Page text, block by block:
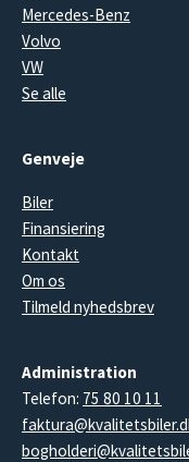
Mercedes-Benz
Volvo
VW
Se alle
Genveje
Biler
Finansiering
Kontakt
Om os
Tilmeld nyhedsbrev
Administration
Telefon: 75 80 10 11